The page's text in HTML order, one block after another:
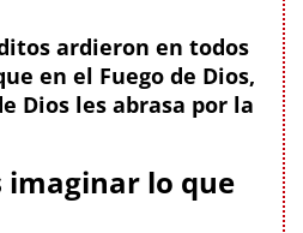
ardieron en todos
en el Fuego de Dios,
Dios les abrasa por la
imaginar lo que